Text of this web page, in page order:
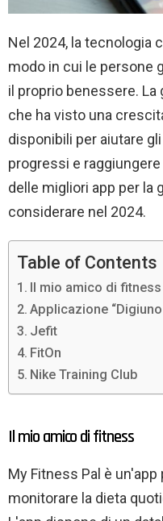
Nel 2024, la tecnologia
modo in cui le persone
il proprio benessere. La
che ha visto una
disponibili per aiutare
progressi e
delle migliori app per la
considerare nel 2024.
Table of Contents
Il mio amico di fitness
Applicazione “Digiuno
Jefit
FitOn
Nike Training Club
Il mio amico di fitness
My Fitness Pal è
monitorare la dieta